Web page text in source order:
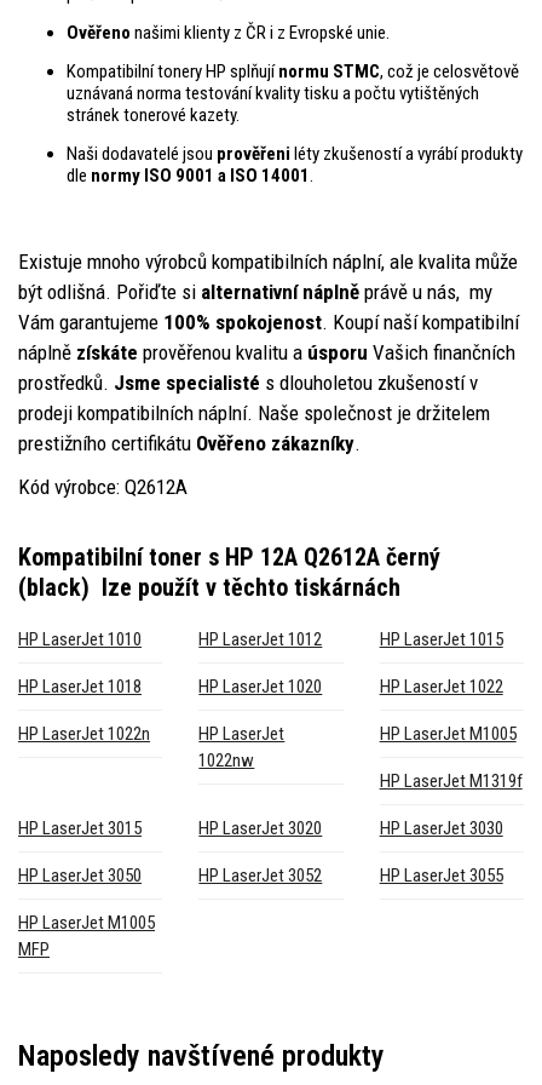
Ověřeno našimi klienty z ČR i z Evropské unie.
Kompatibilní tonery HP splňujínormu STMC, což je celosvětově
uznávaná norma testování kvality tisku a počtu vytištěných
stránek tonerové kazety.
Naši dodavatelé jsou prověřeni léty zkušeností a vyrábí produkty
dle normy ISO 9001 a ISO 14001.
Existuje mnoho výrobců kompatibilních náplní, ale kvalita může
být odlišná. Pořiďte si alternativní náplně právě u nás, my
Vám garantujeme 100% spokojenost. Koupí naší kompatibilní
náplně získáte prověřenou kvalitu a úsporu Vašich finančních
prostředků. Jsme specialisté s dlouholetou zkušeností v
prodeji kompatibilních náplní. Naše společnost je držitelem
prestižního certifikátu Ověřeno zákazníky.
Kód výrobce: Q2612A
Kompatibilní toner s HP 12A Q2612A černý
(black) lze použít v těchto tiskárnách
HP LaserJet 1010 HP LaserJet 1012 HP LaserJet 1015
HP LaserJet 1018 HP LaserJet 1020 HP LaserJet 1022
HP LaserJet 1022n
HP LaserJet
1022nw
HP LaserJet M1005
HP LaserJet M1319f
HP LaserJet 3015 HP LaserJet 3020 HP LaserJet 3030
HP LaserJet 3050 HP LaserJet 3052 HP LaserJet 3055
HP LaserJet M1005
MFP
Naposledy navštívené produkty